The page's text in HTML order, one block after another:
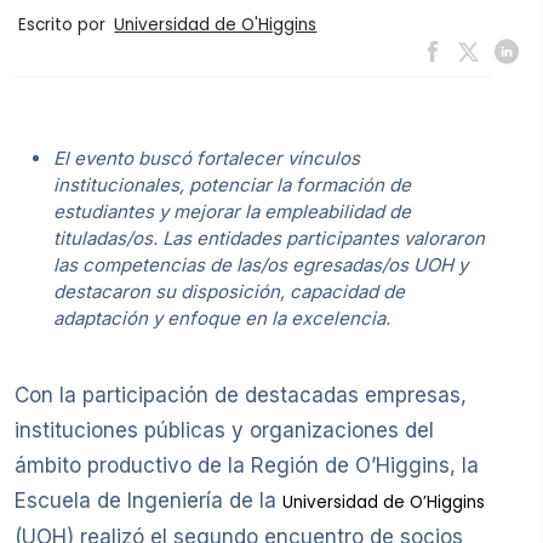
Escrito por Universidad de O'Higgins
El evento buscó fortalecer vínculos
institucionales, potenciar la formación de
estudiantes y mejorar la empleabilidad de
tituladas/os. Las entidades participantes valoraron
las competencias de las/os egresadas/os UOH y
destacaron su disposición, capacidad de
adaptación y enfoque en la excelencia.
Con la participación de destacadas empresas,
instituciones públicas y organizaciones del
ámbito productivo de la Región de O’Higgins, la
Escuela de Ingeniería de la Universidad de O’Higgins
(UOH) realizó el segundo encuentro de socios